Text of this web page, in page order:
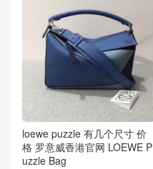
loewe puzzle 有几个尺寸 价
格 罗意威香港官网 LOEWE P
uzzle Bag